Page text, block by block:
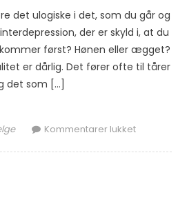
det ulogiske i det, som du går og
der er skyld i, at du
først? Hønen eller ægget?
er dårlig. Det fører ofte til tårer
det som […]
Kommentarer lukket
indlæg